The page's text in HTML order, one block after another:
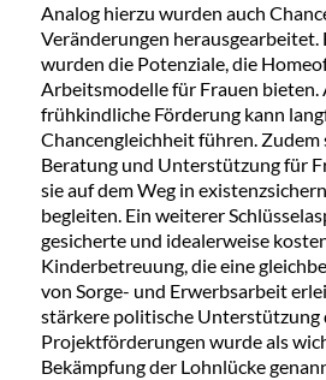
Analog hierzu wurden auch
Veränderungen
wurden die Potenziale, die
Arbeitsmodelle für Frauen bieten.
frühkindliche Förderung kann
Chancengleichheit führen. Zudem
Beratung und Unterstützung für
sie auf dem Weg in
begleiten. Ein weiterer
gesicherte und idealerweise
Kinderbetreuung, die eine
von Sorge- und Erwerbsarbeit
stärkere politische Unterstützung
Projektförderungen wurde als
Bekämpfung der Lohnlücke